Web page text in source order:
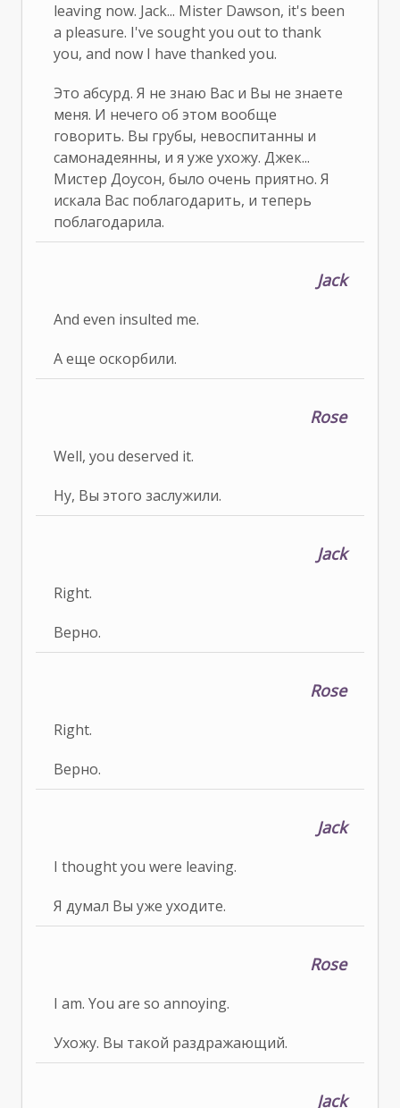
leaving now. Jack... Mister Dawson, it's been
a pleasure. I've sought you out to thank
you, and now I have thanked you.
Это абсурд. Я не знаю Вас и Вы не знаете
меня. И нечего об этом вообще
говорить. Вы грубы, невоспитанны и
самонадеянны, и я уже ухожу. Джек...
Мистер Доусон, было очень приятно. Я
искала Вас поблагодарить, и теперь
поблагодарила.
Jack
And even insulted me.
А еще оскорбили.
Rose
Well, you deserved it.
Ну, Вы этого заслужили.
Jack
Right.
Верно.
Rose
Right.
Верно.
Jack
I thought you were leaving.
Я думал Вы уже уходите.
Rose
I am. You are so annoying.
Ухожу. Вы такой раздражающий.
Jack